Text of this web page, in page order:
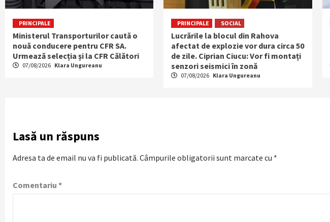
PRINCIPALE
Ministerul Transporturilor caută o
nouă conducere pentru CFR SA.
Urmează selecția și la CFR Călători
07/08/2026 Klara Ungureanu
PRINCIPALE SOCIAL
Lucrările la blocul din Rahova
afectat de explozie vor dura circa 50
de zile. Ciprian Ciucu: Vor fi montați
senzori seismici în zonă
07/08/2026 Klara Ungureanu
Lasă un răspuns
Adresa ta de email nu va fi publicată. Câmpurile obligatorii sunt marcate cu *
Comentariu *